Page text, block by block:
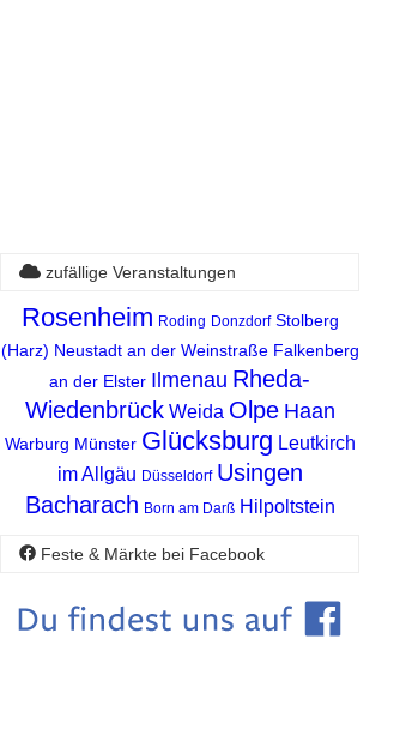
zufällige Veranstaltungen
Rosenheim Roding Donzdorf Stolberg
(Harz) Neustadt an der Weinstraße Falkenberg
an der Elster Ilmenau Rheda-
Wiedenbrück Weida Olpe Haan
Warburg Münster Glücksburg Leutkirch
im Allgäu Düsseldorf Usingen
Bacharach Born am Darß Hilpoltstein
Feste & Märkte bei Facebook